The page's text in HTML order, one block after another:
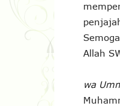
Allah
wa